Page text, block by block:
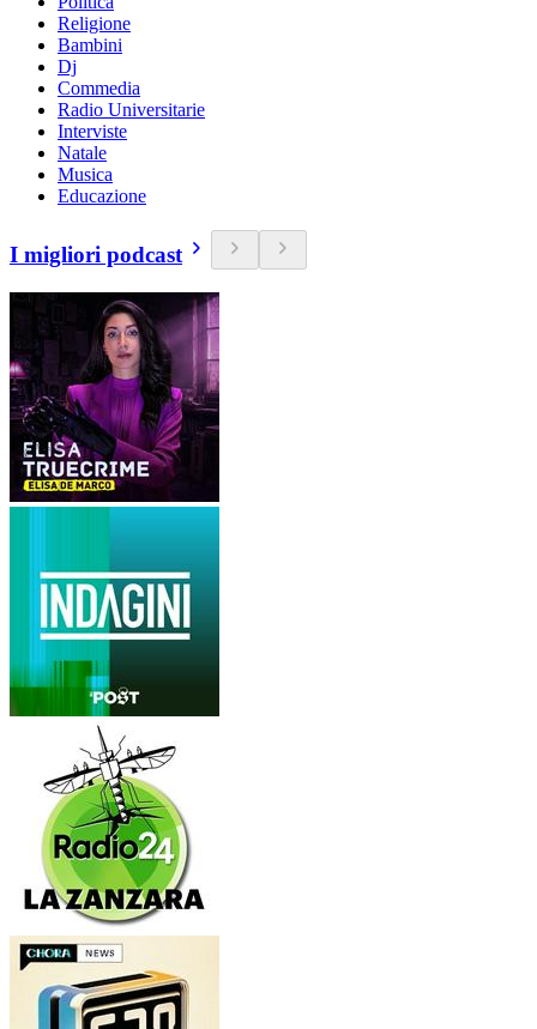
Religione
Bambini
Dj
Commedia
Radio Universitarie
Interviste
Natale
Musica
Educazione
I migliori podcast